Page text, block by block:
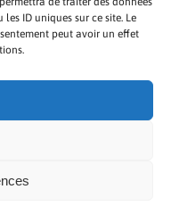
ID uniques sur ce site. Le
peut avoir un effet
A PROPOS
| Made by